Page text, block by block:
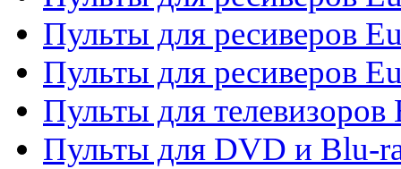
Пульты для ресиверов
Пульты для ресиверов
Пульты для телевизоров
Пульты для DVD и Blu-